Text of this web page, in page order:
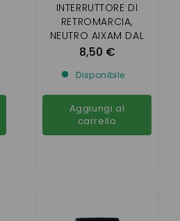
INTERRUTTORE DI
RETROMARCIA,
NEUTRO AIXAM DAL
2004, MICROCAR
8,50 €
Disponibile
Aggiungi al
carrello